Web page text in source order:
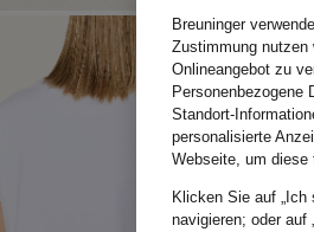
Breuninger
Zustimmung nutzen
Onlineangebot zu
Personenbezogene
Standort-
personalisierte
Webseite, um diese
Klicken Sie auf
navigieren; oder auf